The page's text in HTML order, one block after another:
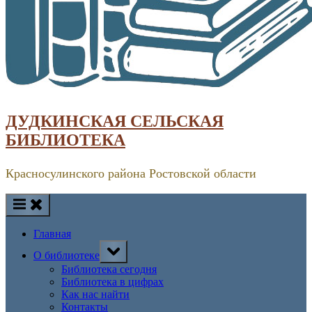
ДУДКИНСКАЯ СЕЛЬСКАЯ
БИБЛИОТЕКА
Красносулинского района Ростовской области
Главная
О библиотеке
Toggle
sub-
menu
Библиотека сегодня
Библиотека в цифрах
Как нас найти
Контакты